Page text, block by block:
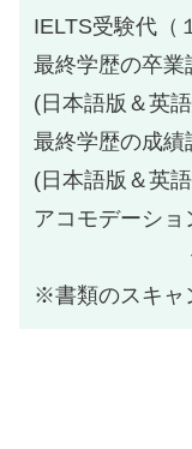
IELTS受験
最終学歴
(日本語版＆英
最終学歴
(日本語版＆英
アコモデー
※書類のスキャ